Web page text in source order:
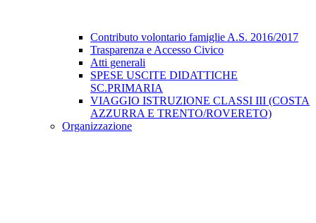
Contributo volontario famiglie A.S. 2016/2017
Trasparenza e Accesso Civico
Atti generali
SPESE USCITE DIDATTICHE
SC.PRIMARIA
VIAGGIO ISTRUZIONE CLASSI III (COSTA
AZZURRA E TRENTO/ROVERETO)
Organizzazione